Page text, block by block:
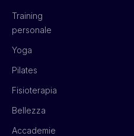
Training
personale
Yoga
Pilates
Fisioterapia
Bellezza
Accademie